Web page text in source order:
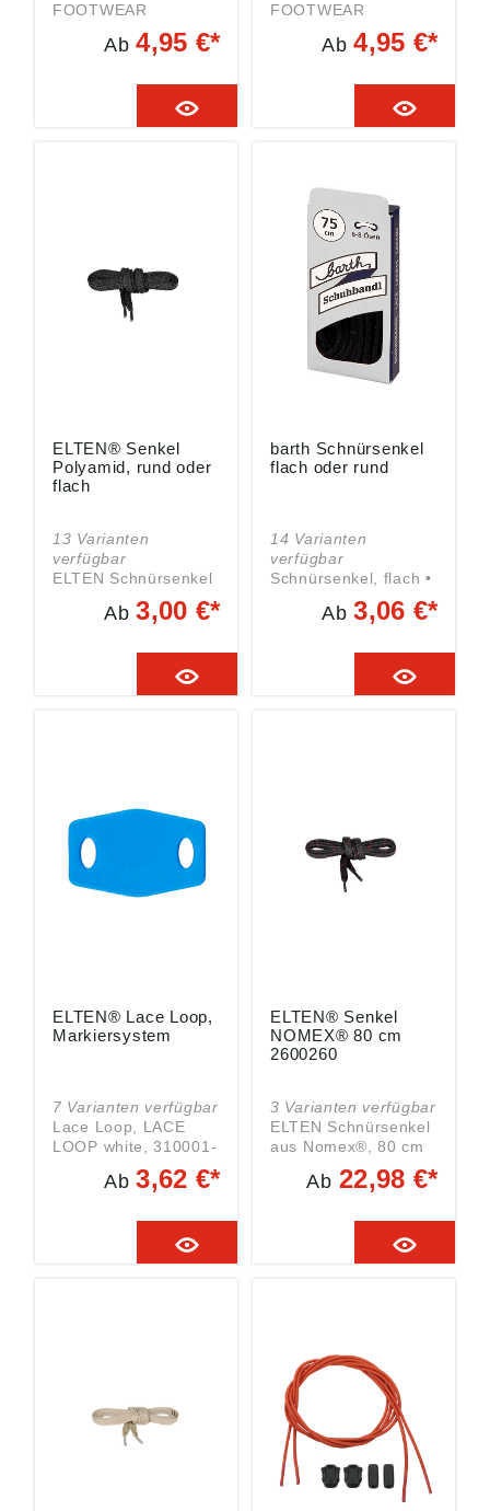
FOOTWEAR
ACCESSORIES
Schnürsenkel
nürsenkel aus
Polyester, äußerst
strapazierfähigMit
Ab4,95 €*
FOOTWEAR
ACCESSORIES
Schnürsenkel
schwarz/schwarzSch
Polyester, äußerst
Ab4,95 €*
ELTEN® Senkel
Polyamid, rund oder
flach
13 Varianten
verfügbar
ELTEN Schnürsenkel
rund aus Polyamid,
80 cm Geeignet für
Material: Polyamid
Angaben gemäß
Produktsicherheitsver
service@elten.com
Ab3,00 €*
barth Schnürsenkel
flach oder rund
14 Varianten
verfügbar
Schnürsenkel, flach •
Ab3,06 €*
ELTEN® Lace Loop,
Markiersystem
7 Varianten verfügbar
Lace Loop, LACE
LOOP white, 310001-
ACCESSORIES
Produktsicherheitsver
2023/988): Elten
Ab3,62 €*
ELTEN® Senkel
NOMEX® 80 cm
2600260
3 Varianten verfügbar
ELTEN Schnürsenkel
aus Nomex®, 80 cm
Feuerfeste
Schnürsenkel Die
bestehen aus dem
flammbeständigem
NOMEX® ist hitze-
und flammbeständig
Angaben gemäß
Produktsicherheitsver
ordnung ((EU)
2023/988): Elten
GmbH, Ostwall 7-13,
Ab22,98 €*